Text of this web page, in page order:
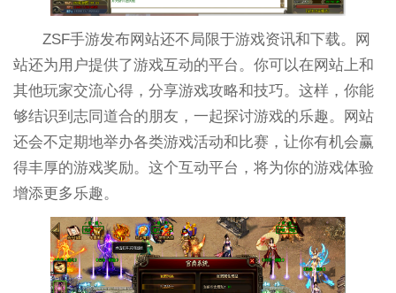
ZSF手游发布网站还不局限于游戏资讯和下载。网
站还为用户提供了游戏互动的平台。你可以在网站上和
其他玩家交流心得，分享游戏攻略和技巧。这样，你能
够结识到志同道合的朋友，一起探讨游戏的乐趣。网站
还会不定期地举办各类游戏活动和比赛，让你有机会赢
得丰厚的游戏奖励。这个互动平台，将为你的游戏体验
增添更多乐趣。